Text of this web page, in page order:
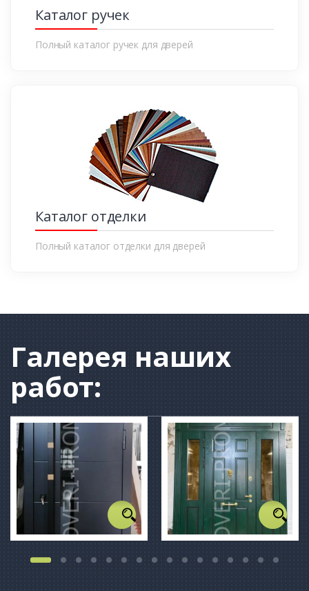
Каталог ручек
Полный каталог ручек для дверей
Каталог отделки
Полный каталог отделки для дверей
Галерея наших
работ: